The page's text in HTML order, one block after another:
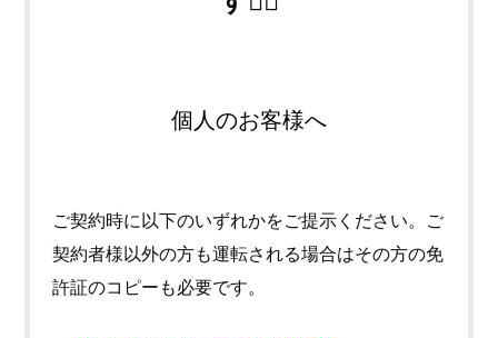
個人のお客様へ
ご契約時に以下のいずれかをご提示ください。ご
契約者様以外の方も運転される場合はその方の免
許証のコピーも必要です。